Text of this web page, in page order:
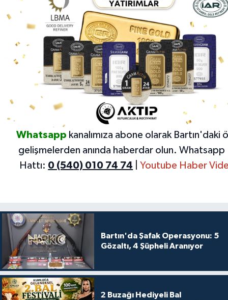
Whatsapp kanalımıza abone olarak Bartın'daki
gelişmelerden anında haberdar olun. Whatsapp
Hattı: 0 (540) 010 74 74 |Youtube Haber
Bartın'da Şafak Operasyonu: 5
Gözaltı, 4 Şüpheli Aranıyor
2 Buzağı Hediyeli Bal